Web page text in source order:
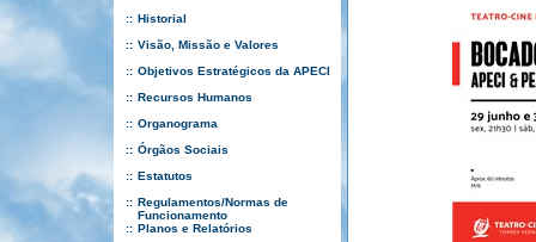
:: Historial
:: Visão, Missão e Valores
:: Objetivos Estratégicos da APECI
:: Recursos Humanos
:: Organograma
:: Órgãos Sociais
:: Estatutos
:: Regulamentos/Normas de
Funcionamento
:: Planos e Relatórios